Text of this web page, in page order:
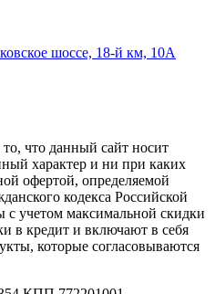
шоссе, 18-й км, 10А
что данный сайт носит
характер и ни при каких
офертой, определяемой
кодекса Российской
учетом максимальной скидки
в кредит и включают в себя
которые согласовываются